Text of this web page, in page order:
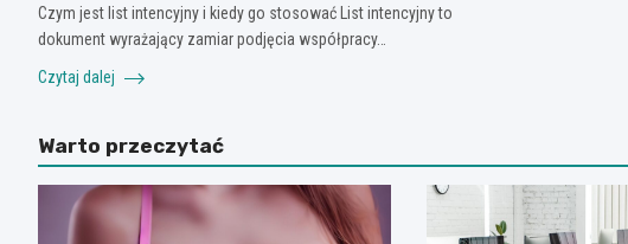
Czym jest list intencyjny i kiedy go stosować List intencyjny to
dokument wyrażający zamiar podjęcia współpracy…
Czytaj dalej
Warto przeczytać